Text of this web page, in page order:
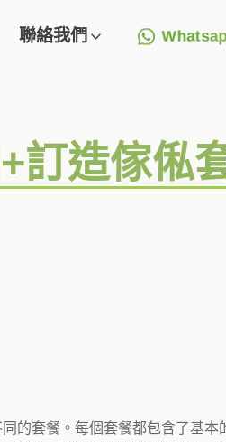
聯絡我們
訂造傢俬
的套餐。每個套餐都包含了基本